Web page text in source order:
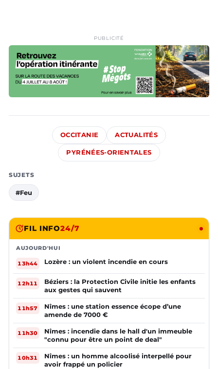
PUBLICITÉ
OCCITANIE ACTUALITÉS
PYRÉNÉES-ORIENTALES
SUJETS
#Feu
FIL INFO24/7
AUJOURD'HUI
13h44 Lozère : un violent incendie en cours
12h11
Béziers : la Protection Civile initie les enfants
aux gestes qui sauvent
11h57
Nîmes : une station essence écope d’une
amende de 7000 €
11h30
Nîmes : incendie dans le hall d'un immeuble
"connu pour être un point de deal"
10h31
Nîmes : un homme alcoolisé interpellé pour
avoir frappé un policier